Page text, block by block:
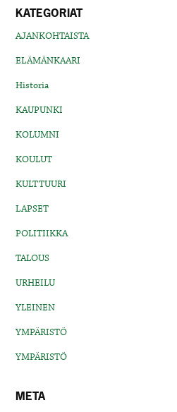
KATEGORIAT
AJANKOHTAISTA
ELÄMÄNKAARI
Historia
KAUPUNKI
KOLUMNI
KOULUT
KULTTUURI
LAPSET
POLITIIKKA
TALOUS
URHEILU
YLEINEN
YMPÄRISTÖ
YMPÄRISTÖ
META